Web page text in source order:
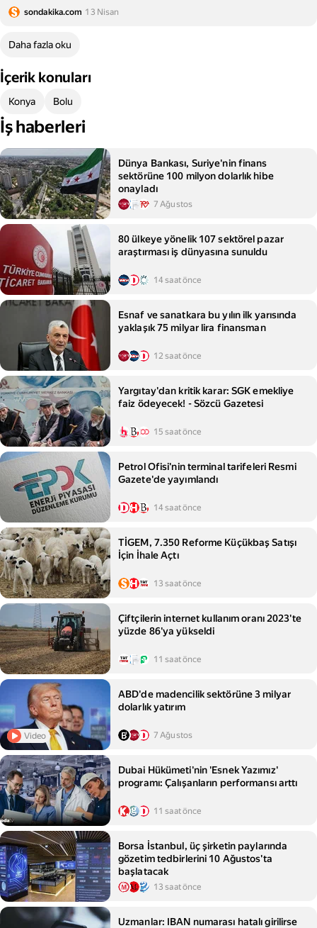
sondakika.com 13 Nisan
Daha fazla oku
İçerik konuları
Konya Bolu
İş haberleri
Dünya Bankası, Suriye'nin finans
sektörüne 100 milyon dolarlık hibe
onayladı
7 Ağustos
80 ülkeye yönelik 107 sektörel pazar
araştırması iş dünyasına sunuldu
14 saat önce
Esnaf ve sanatkara bu yılın ilk yarısında
yaklaşık 75 milyar lira finansman
12 saat önce
Yargıtay'dan kritik karar: SGK emekliye
faiz ödeyecek! - Sözcü Gazetesi
15 saat önce
Petrol Ofisi'nin terminal tarifeleri Resmi
Gazete'de yayımlandı
14 saat önce
TİGEM, 7.350 Reforme Küçükbaş Satışı
İçin İhale Açtı
13 saat önce
Çiftçilerin internet kullanım oranı 2023'te
yüzde 86'ya yükseldi
11 saat önce
Video
ABD'de madencilik sektörüne 3 milyar
dolarlık yatırım
7 Ağustos
Dubai Hükümeti'nin 'Esnek Yazımız'
programı: Çalışanların performansı arttı
11 saat önce
Borsa İstanbul, üç şirketin paylarında
gözetim tedbirlerini 10 Ağustos'ta
başlatacak
13 saat önce
Uzmanlar: IBAN numarası hatalı girilirse